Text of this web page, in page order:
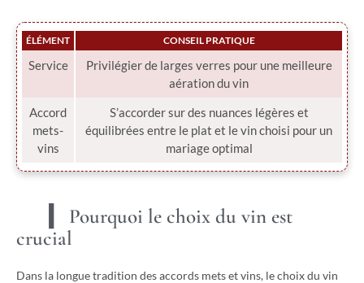
ÉLÉMENT CONSEIL PRATIQUE
Service
Privilégier de larges verres pour une meilleure
aération du vin
Accord
mets-
vins
S’accorder sur des nuances légères et
équilibrées entre le plat et le vin choisi pour un
mariage optimal
Pourquoi le choix du vin est
crucial
Dans la longue tradition des accords mets et vins, le choix du vin